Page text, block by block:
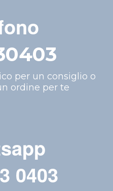
per un consiglio o
ordine per te
0403